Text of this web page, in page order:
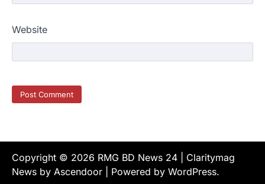
Website
Copyright © 2026 RMG BD News 24 | Claritymag
News by Ascendoor | Powered by WordPress.